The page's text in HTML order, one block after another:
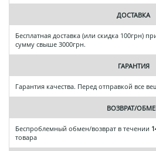
ДОСТАВКА
Бесплатная доставка (или скидка 100грн)
сумму свыше 3000грн.
ГАРАНТИЯ
Гарантия качества. Перед отправкой все
ВОЗВРАТ/
Беспроблемный обмен/возврат в течении
товара